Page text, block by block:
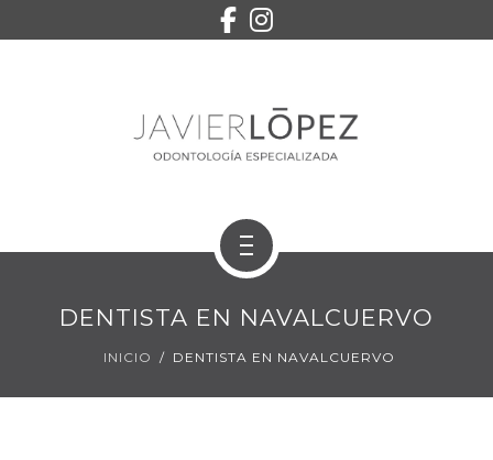
DENTISTA EN NAVALCUERVO
INICIO DENTISTA EN NAVALCUERVO